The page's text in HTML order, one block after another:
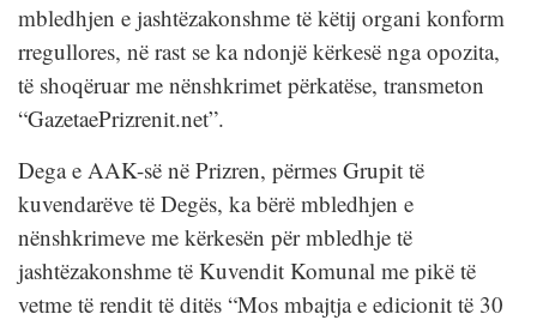
mbledhjen e jashtëzakonshme të këtij organi konform
rregullores, në rast se ka ndonjë kërkesë nga opozita,
të shoqëruar me nënshkrimet përkatëse, transmeton
“GazetaePrizrenit.net”.
Dega e AAK-së në Prizren, përmes Grupit të
kuvendarëve të Degës, ka bërë mbledhjen e
nënshkrimeve me kërkesën për mbledhje të
jashtëzakonshme të Kuvendit Komunal me pikë të
vetme të rendit të ditës “Mos mbajtja e edicionit të 30